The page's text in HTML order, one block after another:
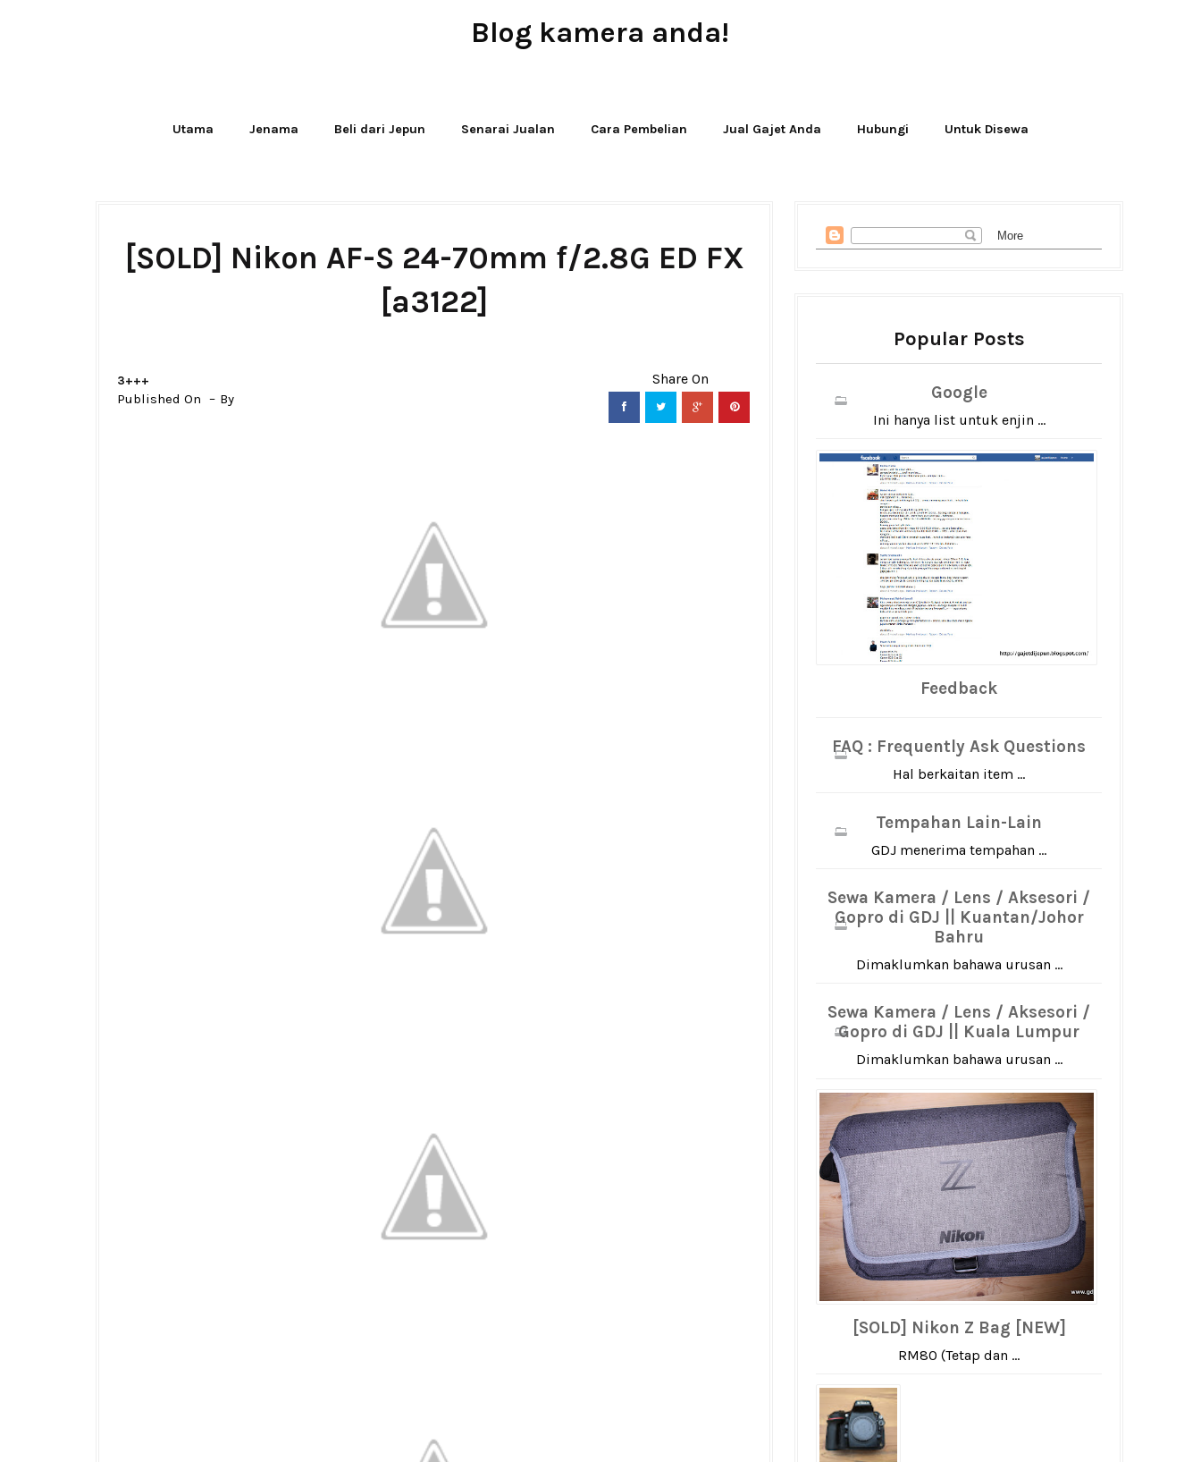
Blog kamera anda!
Utama Jenama Beli dari Jepun Senarai Jualan Cara Pembelian Jual Gajet Anda Hubungi Untuk Disewa
[SOLD] Nikon AF-S 24-70mm f/2.8G ED FX
[a3122]
3+++
Published On By
Popular Posts
Google
Ini hanya list untuk enjin ...
Feedback
FAQ : Frequently Ask Questions
Hal berkaitan item ...
Tempahan Lain-Lain
GDJ menerima tempahan ...
Sewa Kamera / Lens / Aksesori /
Gopro di GDJ || Kuantan/Johor
Bahru
Dimaklumkan bahawa urusan ...
Sewa Kamera / Lens / Aksesori /
Gopro di GDJ || Kuala Lumpur
Dimaklumkan bahawa urusan ...
[SOLD] Nikon Z Bag [NEW]
RM80 (Tetap dan ...